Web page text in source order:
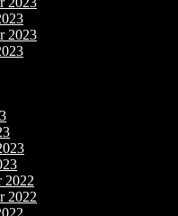
2023
2022
2022